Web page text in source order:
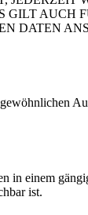
GILT AUCH
DATEN
in einem
ist.